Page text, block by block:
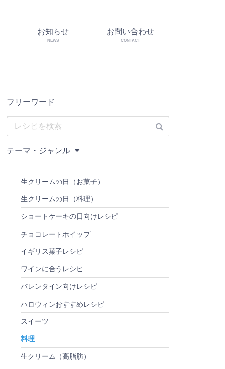
お知らせ
NEWS
お問い合わせ
CONTACT
フリーワード
テーマ・ジャンル
生クリームの日（お菓子）
生クリームの日（料理）
ショートケーキの日向けレシピ
チョコレートホイップ
イギリス菓子レシピ
ワインに合うレシピ
バレンタイン向けレシピ
ハロウィンおすすめレシピ
スイーツ
料理
生クリーム（高脂肪）